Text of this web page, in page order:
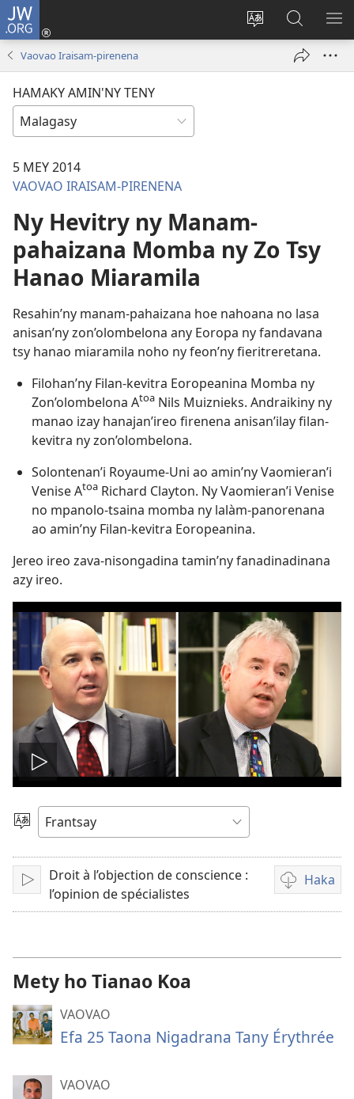
JW.ORG
Hiova
Hiditra
(manokatra
ato
Amin’ny
Vaovao Iraisam-pirenena
HAMAKY AMIN'NY TENY
5 MEY 2014
VAOVAO IRAISAM-PIRENENA
Ny Hevitry ny Manam-
pahaizana Momba ny Zo Tsy
Hanao Miaramila
Resahin’ny manam-pahaizana hoe nahoana no lasa
anisan’ny zon’olombelona any Eoropa ny fandavana
tsy hanao miaramila noho ny feon’ny fieritreretana.
Filohan’ny Filan-kevitra Eoropeanina Momba ny
Zon’olombelona Atoa Nils Muiznieks. Andraikiny ny
manao izay hanajan’ireo firenena anisan’ilay filan-
kevitra ny zon’olombelona.
Solontenan’i Royaume-Uni ao amin’ny Vaomieran’i
Venise Atoa Richard Clayton. Ny Vaomieran’i Venise
no mpanolo-tsaina momba ny lalàm-panorenana
ao amin’ny Filan-kevitra Eoropeanina.
Jereo ireo zava-nisongadina tamin’ny fanadinadinana
azy ireo.
Handefa
video
Hifidy
Fiteny
Handefa
Droit à l’objection de conscience :
l’opinion de spécialistes
Haka
Fandikana
video
Mety ho Tianao Koa
VAOVAO
Efa 25 Taona Nigadrana Tany Érythrée
VAOVAO